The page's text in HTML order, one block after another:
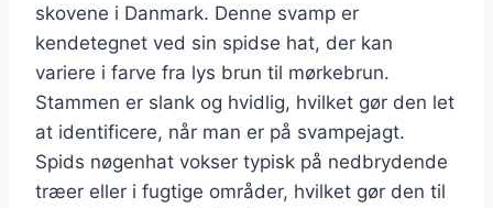
skovene i Danmark. Denne svamp er
kendetegnet ved sin spidse hat, der kan
variere i farve fra lys brun til mørkebrun.
Stammen er slank og hvidlig, hvilket gør den let
at identificere, når man er på svampejagt.
Spids nøgenhat vokser typisk på nedbrydende
træer eller i fugtige områder, hvilket gør den til